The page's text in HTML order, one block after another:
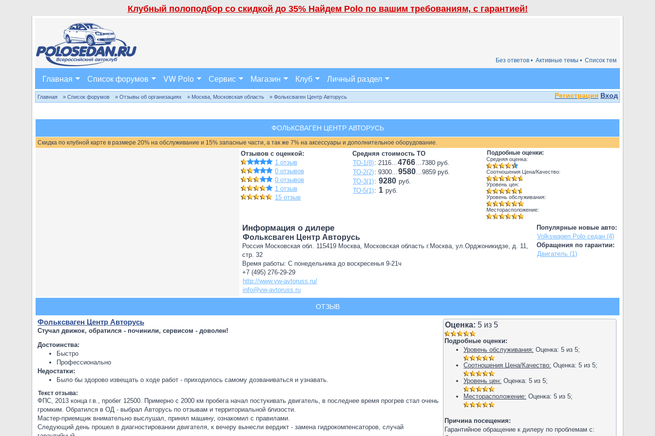
Клубный полоподбор со скидкой до 35% Найдем Polo по вашим требованиям, с гарантией!
Список тем
Активные темы •
Без ответов •
Главная Список форумов VW Polo Сервис Магазин Клуб Личный раздел
Регистрация Вход
Главная » Список форумов » Отзывы об организациях » Москва, Московская область » Фольксваген Центр Авторусь
ФОЛЬКСВАГЕН ЦЕНТР АВТОРУСЬ
Скидка по клубной карте в размере 20% на обслуживание и 15% запасные части, а так же 7% на аксессуары и дополнительное оборудование.
Отзывов с оценкой:
1 отзыв
0 отзывов
0 отзывов
1 отзыв
15 отзыв
Средняя стоимость ТО
ТО-1(8): 2116...4766...7380 руб.
ТО-2(2): 9300...9580...9859 руб.
ТО-3(1): 9280 руб.
ТО-5(1): 1 руб.
Подробные оценки:
Средняя оценка:
Соотношения Цена/Качество:
Уровень цен:
Уровень обслуживания:
Месторасположение:
Популярные новые авто:
Volkswagen Polo седан (4)
Обращения по гарантии:
Двигатель (1)
Информация о дилере
Фольксваген Центр Авторусь
Россия Московская обл. 115419 Москва, Московская область г.Москва, ул.Орджоникидзе, д. 11,
стр. 32
Время работы: С понедельника до воскресенья 9-21ч
+7 (495) 276-29-29
http://www.vw-avtoruss.ru/
info@vw-avtoruss.ru
ОТЗЫВ
Оценка: 5 из 5
Подробные оценки:
Уровень обслуживания: Оценка: 5 из 5;
Соотношения Цена/Качество: Оценка: 5 из 5;
Уровень цен: Оценка: 5 из 5;
Месторасположение: Оценка: 5 из 5;
Причина посещения:
Гарантийное обращение к дилеру по проблемам с:
Фольксваген Центр Авторусь
Стучал движок, обратился - починили, сервисом - доволен!
Достоинства:
Быстро
Профессионально
Недостатки:
Было бы здорово извещать о ходе работ - приходилось самому дозваниваться и узнавать.
Текст отзыва:
ФПС, 2013 конца г.в., пробег 12500. Примерно с 2000 км пробега начал постукивать двигатель, в последнее время прогрев стал очень
громким. Обратился в ОД - выбрал Авторусь по отзывам и территориальной близости.
Мастер-приемщик внимательно выслушал, принял машину, ознакомил с правилами.
Следующий день прошел в диагностировании двигателя, к вечеру вынесли вердикт - замена гидрокомпенсаторов, случай